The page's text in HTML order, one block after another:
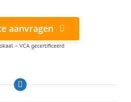
aanvragen
– VCA gecertificeerd